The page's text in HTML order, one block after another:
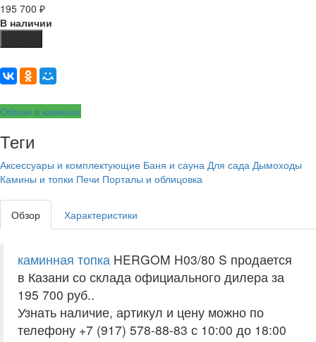
195 700 ₽
В наличии
Обман в каминах
Теги
Аксессуары и комплектующие Баня и сауна Для сада Дымоходы
Камины и топки Печи Порталы и облицовка
Обзор Характеристики
каминная топка HERGOM H03/80 S продается
в Казани со склада официального дилера за
195 700 руб..
Узнать наличие, артикул и цену можно по
телефону +7 (917) 578-88-83 с 10:00 до 18:00